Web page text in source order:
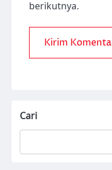
berikutnya.
Cari